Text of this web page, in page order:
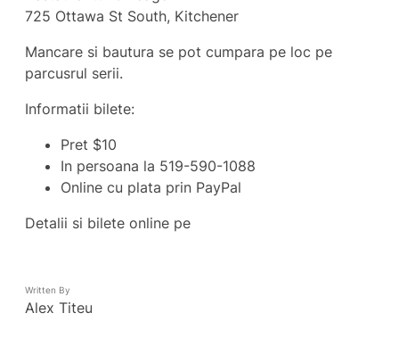
725 Ottawa St South, Kitchener
Mancare si bautura se pot cumpara pe loc pe
parcusrul serii.
Informatii bilete:
Pret $10
In persoana la 519-590-1088
Online cu plata prin PayPal
Detalii si bilete online pe
Written By
Alex Titeu